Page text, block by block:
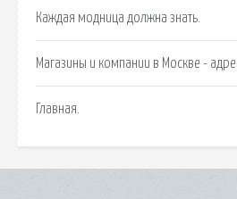
Каждая модница должна знать.
Магазины и компании в Москве -
Главная.